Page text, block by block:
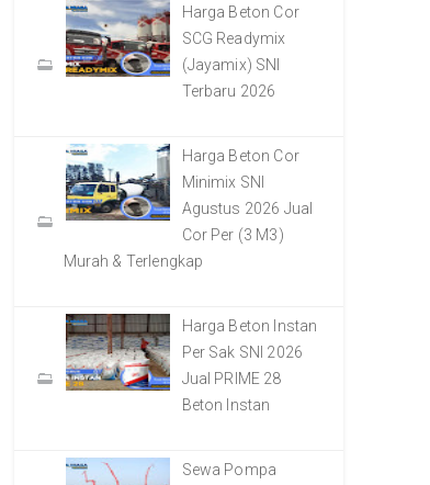
Harga Beton Cor
SCG Readymix
(Jayamix) SNI
Terbaru 2026
Harga Beton Cor
Minimix SNI
Agustus 2026 Jual
Cor Per (3 M3)
Murah & Terlengkap
Harga Beton Instan
Per Sak SNI 2026
Jual PRIME 28
Beton Instan
Sewa Pompa